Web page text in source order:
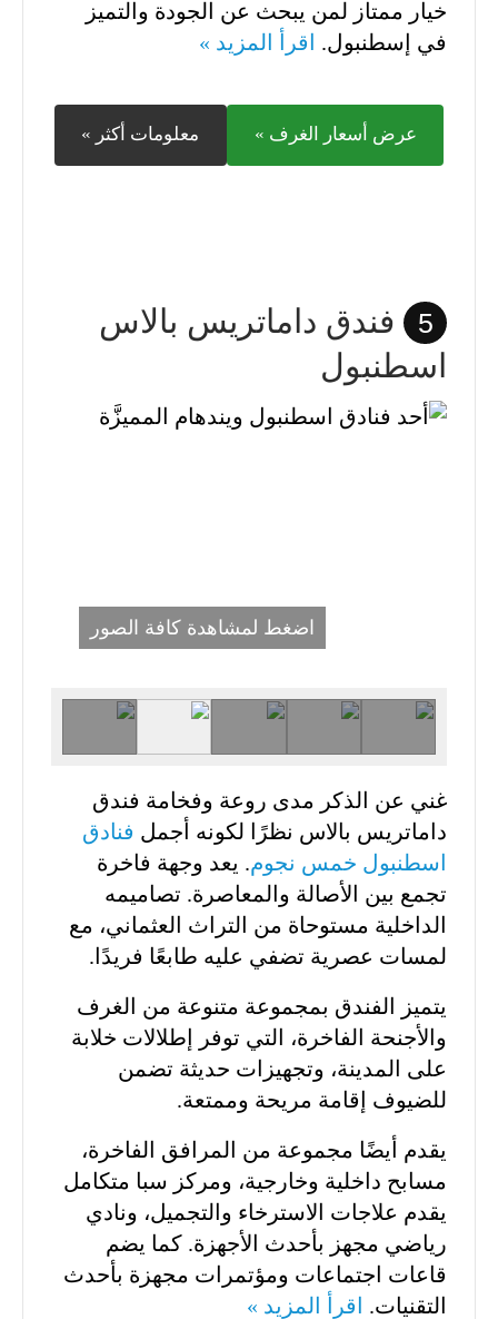
خيار ممتاز لمن يبحث عن الجودة والتميز
في إسطنبول.
اقرأ المزيد »
عرض أسعار الغرف » معلومات أكثر »
5
فندق داماتريس بالاس
اسطنبول
اضغط لمشاهدة كافة الصور
غني عن الذكر مدى روعة وفخامة فندق
داماتريس بالاس نظرًا لكونه أجمل فنادق
اسطنبول خمس نجوم. يعد وجهة فاخرة
تجمع بين الأصالة والمعاصرة. تصاميمه
الداخلية مستوحاة من التراث العثماني، مع
لمسات عصرية تضفي عليه طابعًا فريدًا.
يتميز الفندق بمجموعة متنوعة من الغرف
والأجنحة الفاخرة، التي توفر إطلالات خلابة
على المدينة، وتجهيزات حديثة تضمن
للضيوف إقامة مريحة وممتعة.
يقدم أيضًا مجموعة من المرافق الفاخرة،
مسابح داخلية وخارجية، ومركز سبا متكامل
يقدم علاجات الاسترخاء والتجميل، ونادي
رياضي مجهز بأحدث الأجهزة. كما يضم
قاعات اجتماعات ومؤتمرات مجهزة بأحدث
التقنيات. اقرأ المزيد »